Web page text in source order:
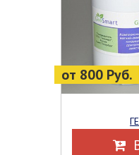
от 800 Руб.